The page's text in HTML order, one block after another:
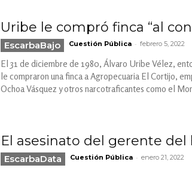
Uribe le compró finca “al
EscarbaBajo Cuestión Pública - febrero 5, 2022
El 31 de diciembre de 1980, Álvaro Uribe Vélez,
le compraron una finca a Agropecuaria El Cortijo,
Ochoa Vásquez y otros narcotraficantes como el
El asesinato del gerente
EscarbaData Cuestión Pública - enero 21, 2022